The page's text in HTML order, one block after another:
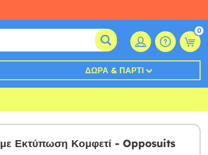
0
ΔΏΡΑ & ΠΆΡΤΙ
Εκτύπωση Κομφετί - Opposuits